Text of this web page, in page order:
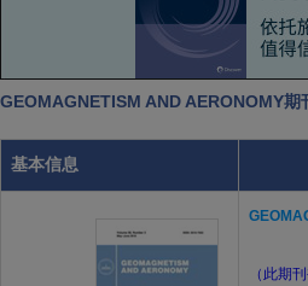
GEOMAGNETISM AND AERONOMY期
基本信息
（此期